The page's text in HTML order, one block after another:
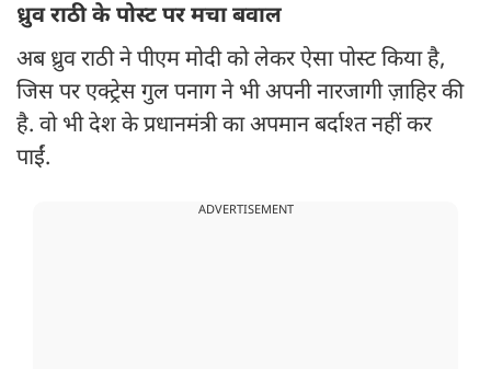
ध्रुव राठी के पोस्ट पर मचा बवाल
अब ध्रुव राठी ने पीएम मोदी को लेकर ऐसा पोस्ट किया है,
जिस पर एक्ट्रेस गुल पनाग ने भी अपनी नारजागी ज़ाहिर की
है. वो भी देश के प्रधानमंत्री का अपमान बर्दाश्त नहीं कर
पाईं.
ADVERTISEMENT